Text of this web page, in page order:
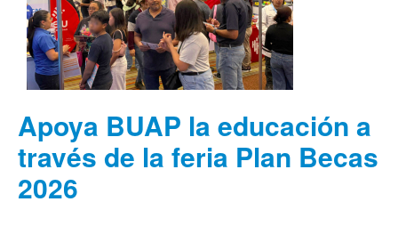
Apoya BUAP la educación a
través de la feria Plan Becas
2026